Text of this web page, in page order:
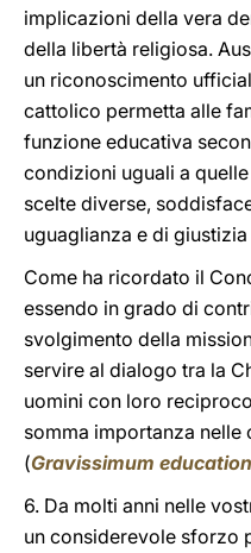
implicazioni della vera
della libertà religiosa.
un riconoscimento
cattolico permetta alle
funzione educativa
condizioni uguali a
scelte diverse,
uguaglianza e di
Come ha ricordato il
essendo in grado di
svolgimento della
servire al dialogo tra la
uomini con loro
somma importanza nelle
(Gravissimum
6. Da molti anni nelle
un considerevole sforzo